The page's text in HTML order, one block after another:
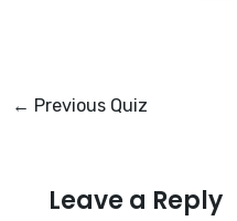
← Previous Quiz
Leave a Reply